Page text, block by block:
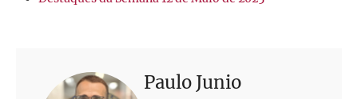
Paulo Junio